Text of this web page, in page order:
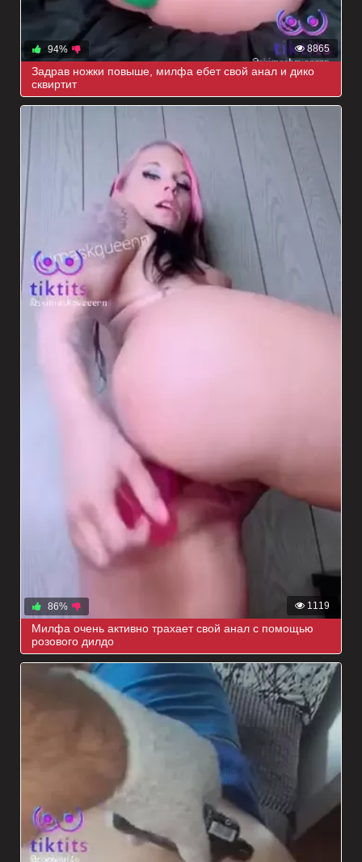
8865
94%
Задрав ножки повыше, милфа ебет свой анал и дико
сквиртит
1119
86%
Милфа очень активно трахает свой анал с помощью
розового дилдо